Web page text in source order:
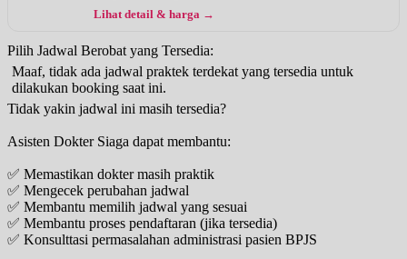
Lihat detail & harga →
Pilih Jadwal Berobat yang Tersedia:
Maaf, tidak ada jadwal praktek terdekat yang tersedia untuk
dilakukan booking saat ini.
Tidak yakin jadwal ini masih tersedia?
Asisten Dokter Siaga dapat membantu:
✅ Memastikan dokter masih praktik
✅ Mengecek perubahan jadwal
✅ Membantu memilih jadwal yang sesuai
✅ Membantu proses pendaftaran (jika tersedia)
✅ Konsulttasi permasalahan administrasi pasien BPJS